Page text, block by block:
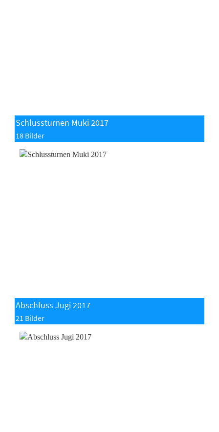
Schlussturnen Muki 2017
18 Bilder
Abschluss Jugi 2017
21 Bilder